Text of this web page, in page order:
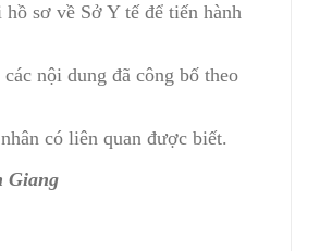
sơ về Sở Y tế để tiến hành
nội dung đã công bố theo
có liên quan được biết.
Giang